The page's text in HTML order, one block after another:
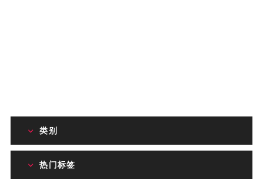
类别
热门标签